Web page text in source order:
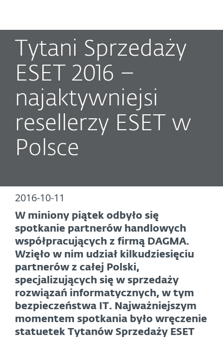
Tytani Sprzedaży
ESET 2016 –
najaktywniejsi
resellerzy ESET w
Polsce
2016-10-11
W miniony piątek odbyło się
spotkanie partnerów handlowych
współpracujących z firmą DAGMA.
Wzięło w nim udział kilkudziesięciu
partnerów z całej Polski,
specjalizujących się w sprzedaży
rozwiązań informatycznych, w tym
bezpieczeństwa IT. Najważniejszym
momentem spotkania było wręczenie
statuetek Tytanów Sprzedaży ESET